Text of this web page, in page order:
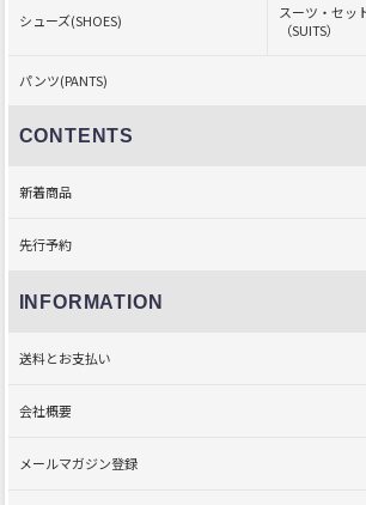
シューズ(SHOES)
スーツ・セッ
（SUITS）
パンツ(PANTS)
CONTENTS
新着商品
先行予約
INFORMATION
送料とお支払い
会社概要
メールマガジン登録